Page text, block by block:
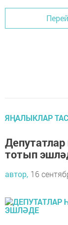
ЯҢАЛЫКЛАР
тотып
автор, 16